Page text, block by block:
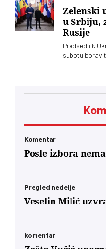
Zelenski
u Srbiju,
Rusije
Predsednik
subotu
Vučić,
Komentar
Posle izbora
Pregled nedelje
Veselin Milić
komentar